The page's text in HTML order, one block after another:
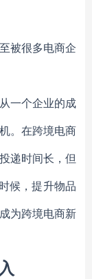
被很多电商企
一个企业的成
。在跨境电商
递时间长，但
候，提升物品
为跨境电商新